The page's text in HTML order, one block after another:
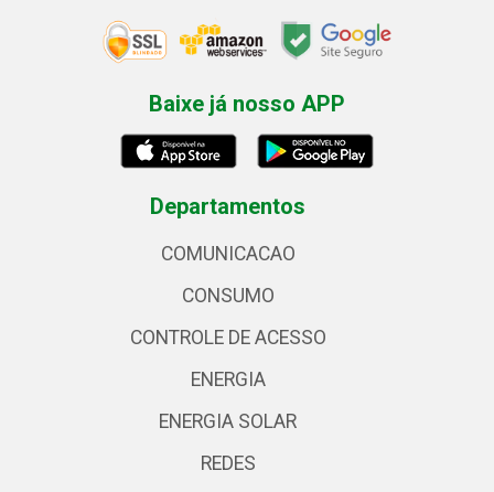
Baixe já nosso APP
Departamentos
COMUNICACAO
CONSUMO
CONTROLE DE ACESSO
ENERGIA
ENERGIA SOLAR
REDES